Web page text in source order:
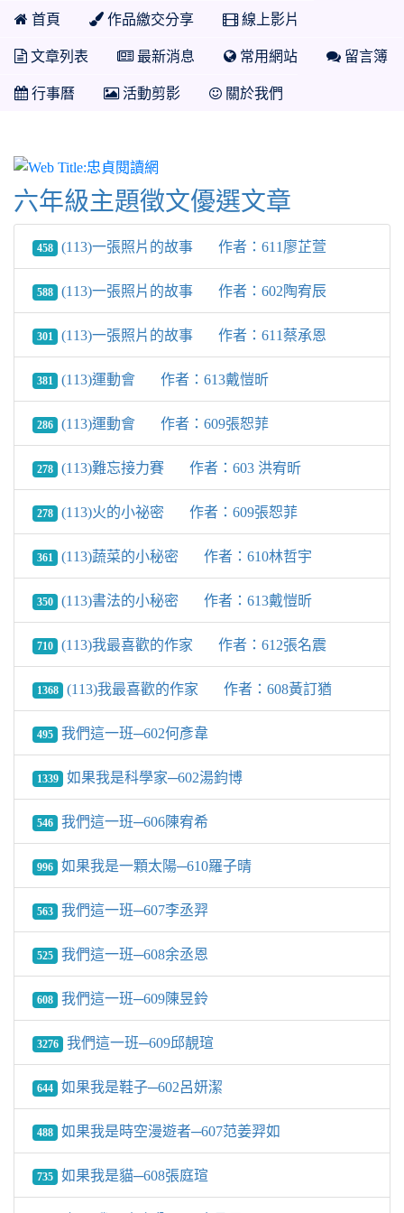
首頁 作品繳交分享 線上影片
文章列表 最新消息 常用網站 留言簿
行事曆 活動剪影 關於我們
六年級主題徵文優選文章
458 (113)一張照片的故事 作者：611廖芷萱
588 (113)一張照片的故事 作者：602陶宥辰
301 (113)一張照片的故事 作者：611蔡承恩
381 (113)運動會 作者：613戴愷昕
286 (113)運動會 作者：609張恕菲
278 (113)難忘接力賽 作者：603 洪宥昕
278 (113)火的小祕密 作者：609張恕菲
361 (113)蔬菜的小秘密 作者：610林哲宇
350 (113)書法的小秘密 作者：613戴愷昕
710 (113)我最喜歡的作家 作者：612張名震
1368 (113)我最喜歡的作家 作者：608黃訂猶
495 我們這一班─602何彥韋
1339 如果我是科學家─602湯鈞博
546 我們這一班─606陳宥希
996 如果我是一顆太陽─610羅子晴
563 我們這一班─607李丞羿
525 我們這一班─608余丞恩
608 我們這一班─609陳昱鈴
3276 我們這一班─609邱靚瑄
644 如果我是鞋子─602呂妍潔
488 如果我是時空漫遊者─607范姜羿如
735 如果我是貓─608張庭瑄